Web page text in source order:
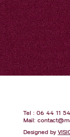
Au programme :
✨ 34 vidéos
✨ Un manuel PDF
✨ 22 fiches de
✨ Un accès illimité
Une invitation à
et avancer avec
Tel : 06 44 11
Mail:
Designed by